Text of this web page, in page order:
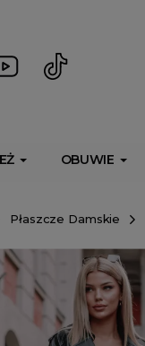
OBUWIE
Płaszcze Damskie